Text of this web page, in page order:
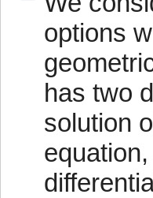
options
has two
solution